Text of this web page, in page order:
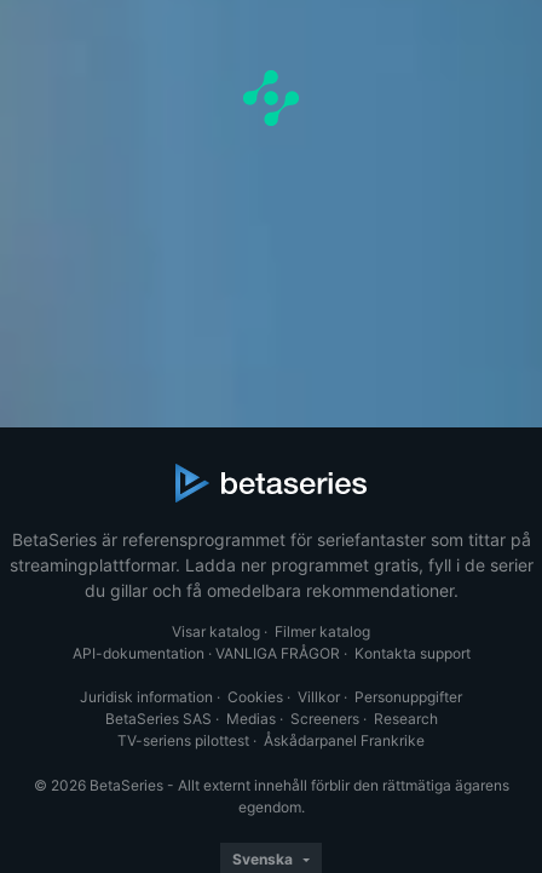
BetaSeries är referensprogrammet för seriefantaster som tittar på
streamingplattformar. Ladda ner programmet gratis, fyll i de serier
du gillar och få omedelbara rekommendationer.
Visar katalog · Filmer katalog
API-dokumentation · VANLIGA FRÅGOR · Kontakta support
Juridisk information · Cookies · Villkor · Personuppgifter
BetaSeries SAS · Medias· Screeners· Research
TV-seriens pilottest · Åskådarpanel Frankrike
© 2026 BetaSeries - Allt externt innehåll förblir den rättmätiga ägarens
egendom.
Svenska